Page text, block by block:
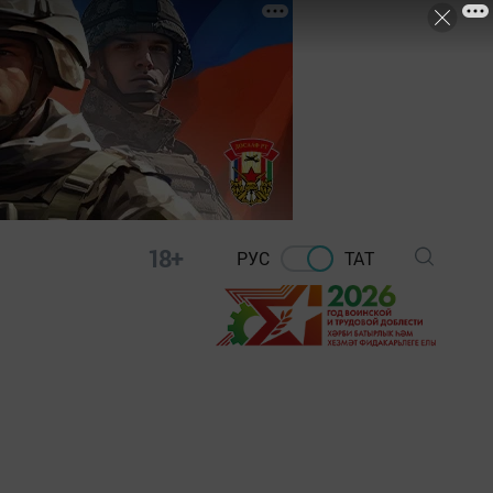
18+ РУС ТАТ